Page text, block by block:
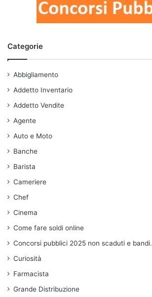
Categorie
Abbigliamento
Addetto Inventario
Addetto Vendite
Agente
Auto e Moto
Banche
Barista
Cameriere
Chef
Cinema
Come fare soldi online
Concorsi pubblici 2025 non scaduti e bandi.
Curiosità
Farmacista
Grande Distribuzione